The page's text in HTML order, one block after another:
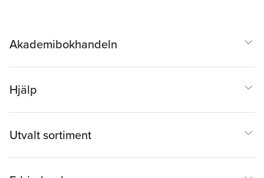
Akademibokhandeln
Hjälp
Utvalt sortiment